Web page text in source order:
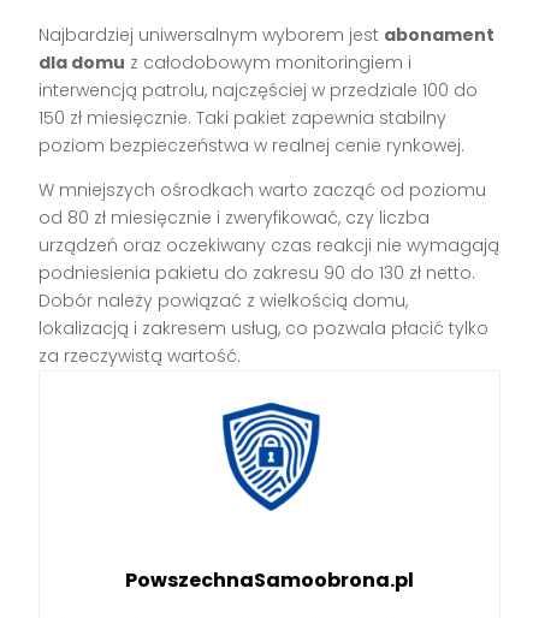
Najbardziej uniwersalnym wyborem jest abonament
dla domu z całodobowym monitoringiem i
interwencją patrolu, najczęściej w przedziale 100 do
150 zł miesięcznie. Taki pakiet zapewnia stabilny
poziom bezpieczeństwa w realnej cenie rynkowej.
W mniejszych ośrodkach warto zacząć od poziomu
od 80 zł miesięcznie i zweryfikować, czy liczba
urządzeń oraz oczekiwany czas reakcji nie wymagają
podniesienia pakietu do zakresu 90 do 130 zł netto.
Dobór należy powiązać z wielkością domu,
lokalizacją i zakresem usług, co pozwala płacić tylko
za rzeczywistą wartość.
PowszechnaSamoobrona.pl